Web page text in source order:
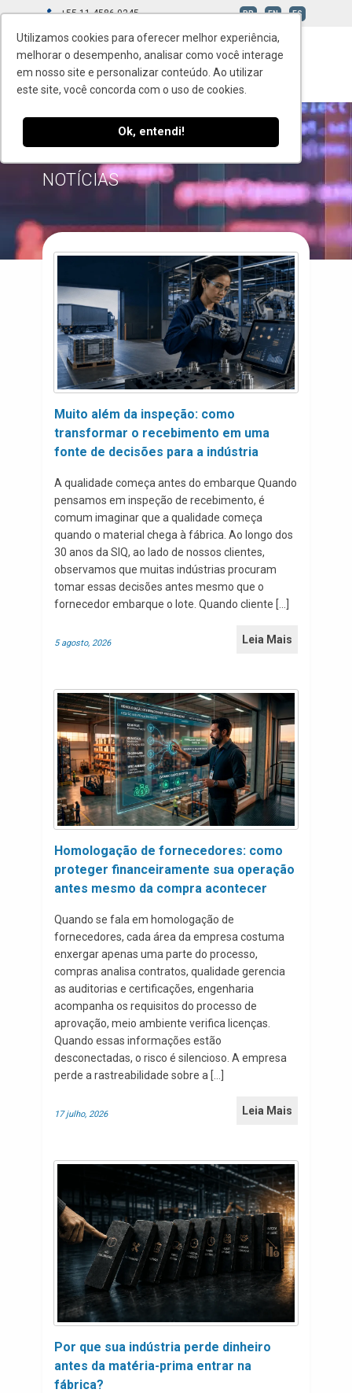
Utilizamos cookies para oferecer melhor experiência,
melhorar o desempenho, analisar como você interage
em nosso site e personalizar conteúdo. Ao utilizar
este site, você concorda com o uso de cookies.
Ok, entendi!
+55 11 4586-0245 BR EN ES
NOTÍCIAS
Muito além da inspeção: como
transformar o recebimento em uma
fonte de decisões para a indústria
A qualidade começa antes do embarque Quando
pensamos em inspeção de recebimento, é
comum imaginar que a qualidade começa
quando o material chega à fábrica. Ao longo dos
30 anos da SIQ, ao lado de nossos clientes,
observamos que muitas indústrias procuram
tomar essas decisões antes mesmo que o
fornecedor embarque o lote. Quando cliente […]
5 agosto, 2026 Leia Mais
Homologação de fornecedores: como
proteger financeiramente sua operação
antes mesmo da compra acontecer
Quando se fala em homologação de
fornecedores, cada área da empresa costuma
enxergar apenas uma parte do processo,
compras analisa contratos, qualidade gerencia
as auditorias e certificações, engenharia
acompanha os requisitos do processo de
aprovação, meio ambiente verifica licenças.
Quando essas informações estão
desconectadas, o risco é silencioso. A empresa
perde a rastreabilidade sobre a […]
17 julho, 2026 Leia Mais
Por que sua indústria perde dinheiro
antes da matéria-prima entrar na
fábrica?